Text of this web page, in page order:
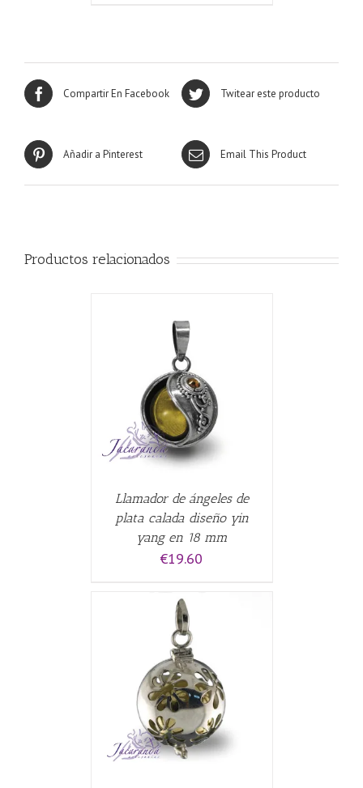
Compartir En Facebook Twitear este producto
Añadir a Pinterest Email This Product
Productos relacionados
Llamador de ángeles de
plata calada diseño yin
yang en 18 mm
€19.60